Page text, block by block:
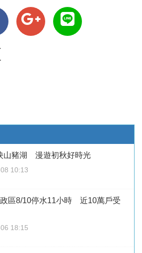
山豬湖 漫遊初秋好時光
10:13
區8/10停水11小時 近10萬戶受
18:15